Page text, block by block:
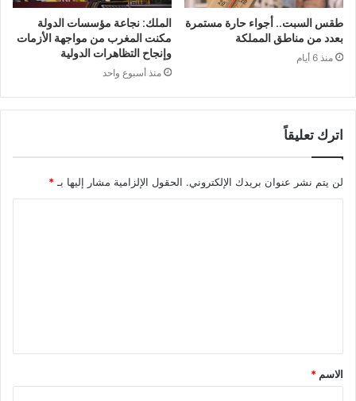
طقس السبت.. أجواء حارة مستمرة
بعدد من مناطق المملكة
منذ 6 أيام
الملك: نجاعة مؤسسات الدولة
مكنت المغرب من مواجهة الأزمات
وإنجاح التظاهرات الدولية
منذ أسبوع واحد
اترك تعليقاً
لن يتم نشر عنوان بريدك الإلكتروني. الحقول الإلزامية مشار إليها بـ *
ق
*
الاسم *